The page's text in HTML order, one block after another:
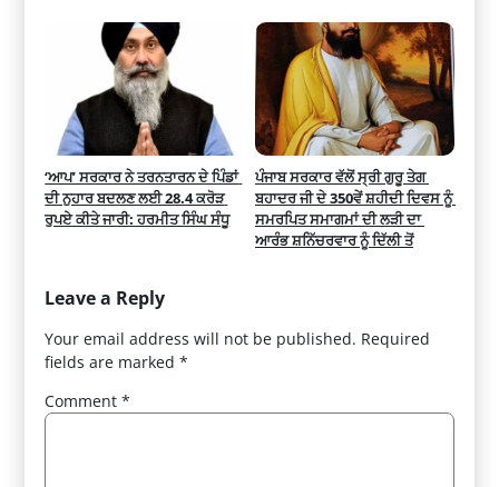
‘ਆਪ’ ਸਰਕਾਰ ਨੇ ਤਰਨਤਾਰਨ ਦੇ ਪਿੰਡਾਂ
ਦੀ ਨੁਹਾਰ ਬਦਲਣ ਲਈ 28.4 ਕਰੋੜ
ਰੁਪਏ ਕੀਤੇ ਜਾਰੀ: ਹਰਮੀਤ ਸਿੰਘ ਸੰਧੂ
ਪੰਜਾਬ ਸਰਕਾਰ ਵੱਲੋਂ ਸ੍ਰੀ ਗੁਰੂ ਤੇਗ
ਬਹਾਦਰ ਜੀ ਦੇ 350ਵੇਂ ਸ਼ਹੀਦੀ ਦਿਵਸ ਨੂੰ
ਸਮਰਪਿਤ ਸਮਾਗਮਾਂ ਦੀ ਲੜੀ ਦਾ
ਆਰੰਭ ਸ਼ਨਿੱਚਰਵਾਰ ਨੂੰ ਦਿੱਲੀ ਤੋਂ
Leave a Reply
Your email address will not be published. Required
fields are marked*
Comment*